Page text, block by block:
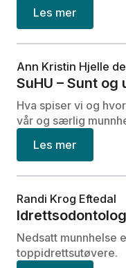
Les mer
Ann Kristin Hjelle
SuHU – Sunt og
Hva spiser vi og
vår og særlig
Les mer
Randi Krog Eftedal
Nedsatt munnhelse
toppidrettsutøvere.